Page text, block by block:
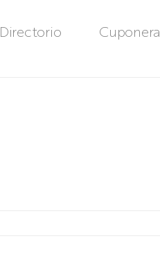
Directorio Cuponera